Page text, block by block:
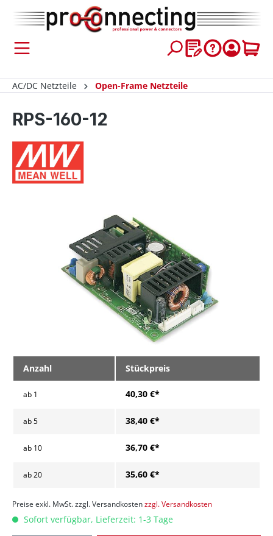
springen
AC/DC Netzteile Open-Frame Netzteile
RPS-160-12
Anzahl Stückpreis
ab 1 40,30 €*
ab5 38,40 €*
ab 10 36,70 €*
ab20 35,60 €*
Preise exkl. MwSt. zzgl. Versandkostenzzgl. Versandkosten
Sofort verfügbar, Lieferzeit: 1-3 Tage